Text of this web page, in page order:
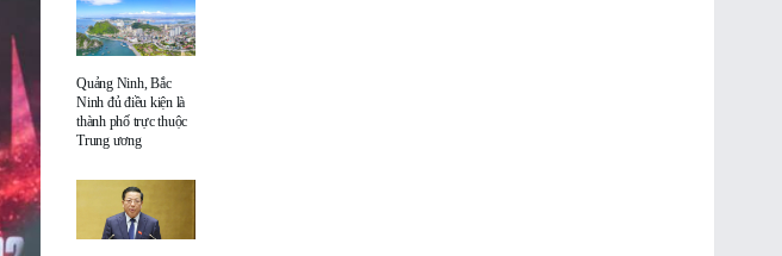
Quảng Ninh, Bắc
Ninh đủ điều kiện là
thành phố trực thuộc
Trung ương